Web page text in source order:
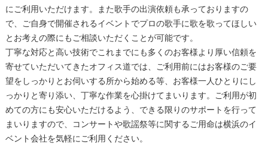
にご利用いただけます。また歌手の出演依頼も承っておりますの
で、ご自身で開催されるイベントでプロの歌手に歌を歌ってほしい
とお考えの際にもご相談いただくことが可能です。
丁寧な対応と高い技術でこれまでにも多くのお客様より厚い信頼を
寄せていただいてきたオフィス道では、ご利用前にはお客様のご要
望をしっかりとお伺いする所から始める等、お客様一人ひとりにし
っかりと寄り添い、丁寧な作業を心掛けてまいります。ご利用が初
めての方にも安心いただけるよう、できる限りのサポートを行って
まいりますので、コンサートや歌謡祭等に関するご用命は横浜のイ
ベント会社を気軽にご利用ください。